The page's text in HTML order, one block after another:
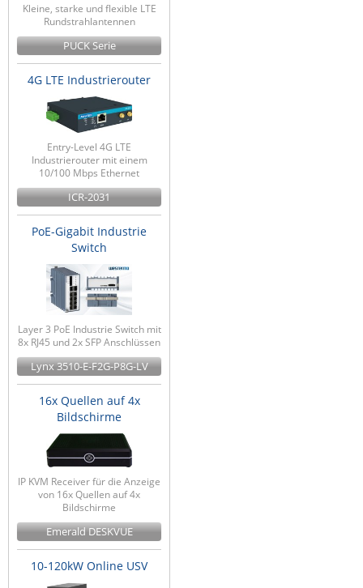
Kleine, starke und flexible LTE
Rundstrahlantennen
PUCK Serie
4G LTE Industrierouter
Entry-Level 4G LTE
Industrierouter mit einem
10/100 Mbps Ethernet
ICR-2031
PoE-Gigabit Industrie
Switch
Layer 3 PoE Industrie Switch mit
8x RJ45 und 2x SFP Anschlüssen
Lynx 3510-E-F2G-P8G-LV
16x Quellen auf 4x
Bildschirme
IP KVM Receiver für die Anzeige
von 16x Quellen auf 4x
Bildschirme
Emerald DESKVUE
10-120kW Online USV